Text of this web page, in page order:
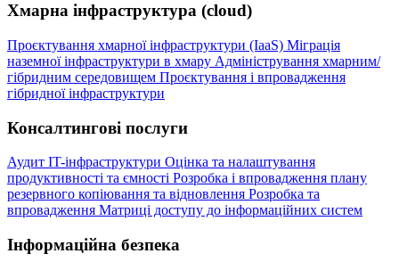
Хмарна інфраструктура (cloud)
Проєктування хмарної інфраструктури (IaaS) Міграція
наземної інфраструктури в хмару Адміністрування хмарним/
гібридним середовищем Проєктування і впровадження
гібридної інфраструктури
Консалтингові послуги
Аудит IT-інфраструктури Оцінка та налаштування
продуктивності та ємності Розробка і впровадження плану
резервного копіювання та відновлення Розробка та
впровадження Матриці доступу до інформаційних систем
Інформаційна безпека